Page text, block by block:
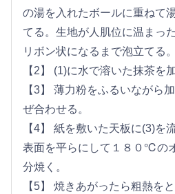
の湯を入れたボールに重ねて
てる。生地が人肌位に温まっ
リボン状になるまで泡立てる。
【2】 (1)に水で溶いた抹茶を
【3】 薄力粉をふるいながら
ぜ合わせる。
【4】 紙を敷いた天板に(3)を
表面を平らにして１８０℃の
分焼く。
【5】 焼きあがったら粗熱を